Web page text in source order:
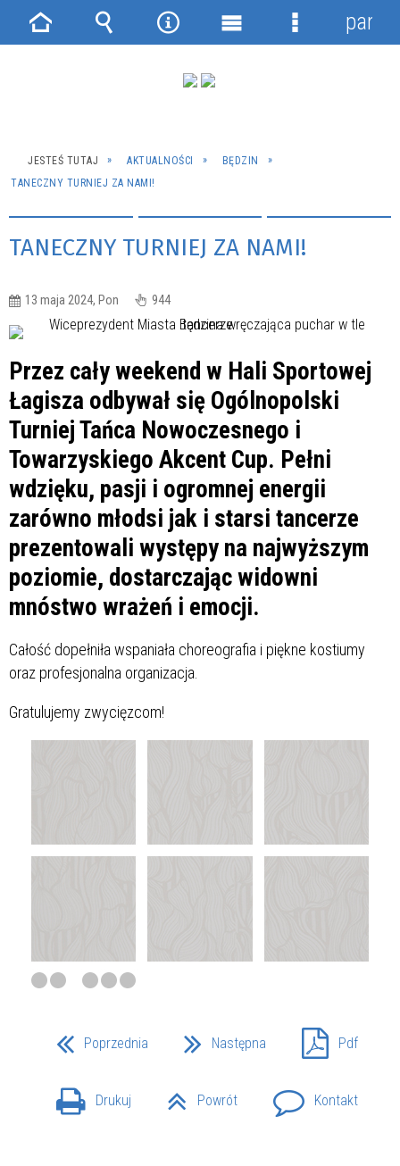
JESTEŚ TUTAJ AKTUALNOŚCI
BĘDZIN
TANECZNY TURNIEJ ZA NAMI!
TANECZNY TURNIEJ ZA NAMI!
13 maja 2024, Pon 944
Przez cały weekend w Hali Sportowej
Łagisza odbywał się Ogólnopolski
Turniej Tańca Nowoczesnego i
Towarzyskiego Akcent Cup. Pełni
wdzięku, pasji i ogromnej energii
zarówno młodsi jak i starsi tancerze
prezentowali występy na najwyższym
poziomie, dostarczając widowni
mnóstwo wrażeń i emocji.
Całość dopełniła wspaniała choreografia i piękne kostiumy
oraz profesjonalna organizacja.
Gratulujemy zwycięzcom!
Poprzednia Następna Pdf
Drukuj Powrót Kontakt
Strona Wyszukiwarka
NarzędziaMenu
Menu
panel